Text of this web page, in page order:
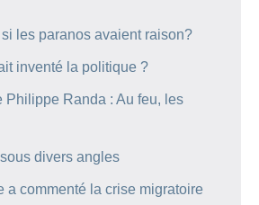
les paranos avaient raison?
inventé la politique ?
Philippe Randa : Au feu, les
divers angles
a commenté la crise migratoire